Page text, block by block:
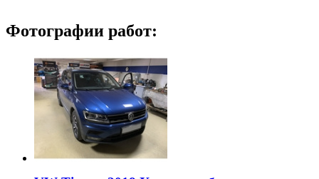
Фотографии работ: